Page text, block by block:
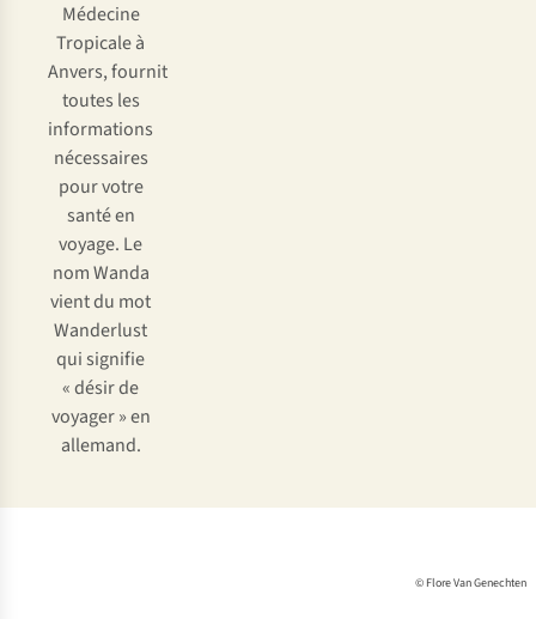
Médecine
Tropicale à
Anvers, fournit
toutes les
informations
nécessaires
pour votre
santé en
voyage. Le
nom Wanda
vient du mot
Wanderlust
qui signifie
« désir de
voyager » en
allemand.
© Flore Van Genechten